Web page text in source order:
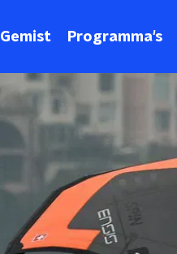
Gemist Programma's